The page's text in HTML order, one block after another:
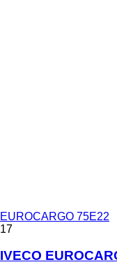
EUROCARGO 75E22
17
IVECO